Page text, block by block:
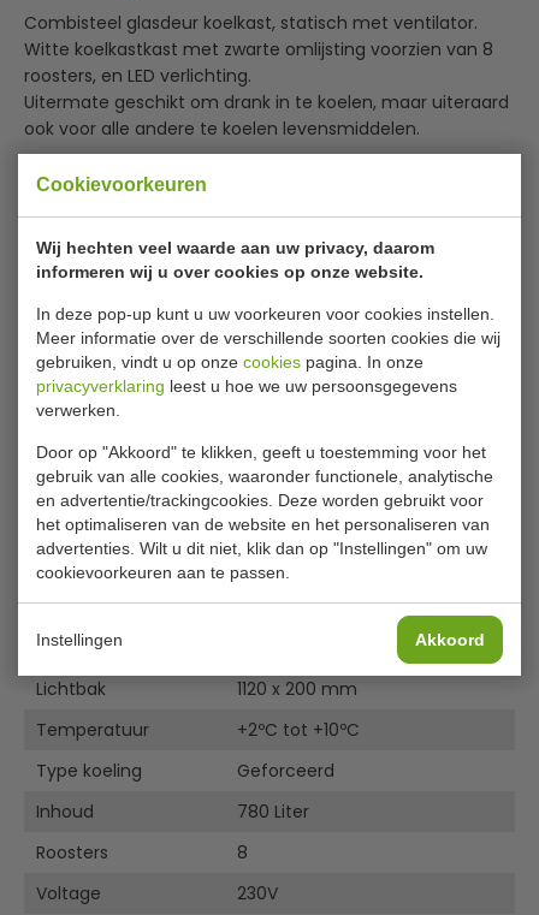
Cookievoorkeuren
Wij hechten veel waarde aan uw privacy, daarom
informeren wij u over cookies op onze website.
In deze pop-up kunt u uw voorkeuren voor cookies instellen.
Meer informatie over de verschillende soorten cookies die wij
gebruiken, vindt u op onze cookies pagina. In onze
privacyverklaring leest u hoe we uw persoonsgegevens
verwerken.
Door op "Akkoord" te klikken, geeft u toestemming voor het
gebruik van alle cookies, waaronder functionele, analytische
en advertentie/trackingcookies. Deze worden gebruikt voor
het optimaliseren van de website en het personaliseren van
advertenties. Wilt u dit niet, klik dan op "Instellingen" om uw
cookievoorkeuren aan te passen.
Instellingen Akkoord
Combisteel glasdeur koelkast, statisch met ventilator.
Witte koelkastkast met zwarte omlijsting voorzien van 8
roosters, en LED verlichting.
Uitermate geschikt om drank in te koelen, maar uiteraard
ook voor alle andere te koelen levensmiddelen.
inclusief 8 roosters
Bijlages
Manual_7455.13xx_products
Dimensions_7455.1392-1394-1396-1398
Exploded view 7455.1392 (2017)
Exploded view 7455.1392 (2018)
Exploded view 7455.1392 (2023)
Manual Digital Controller 7455.139x
EU DECLARATION OF CONFORMITY 7455.1390 - 1398
7455.1392 Energy Label_1
Specificaties
Model
7455.1392
B x D x H
1120 x 595 x 2100 mm
Lichtbak
1120 x 200 mm
Temperatuur
+2ºC tot +10ºC
Type koeling
Geforceerd
Inhoud
780 Liter
Roosters
8
Voltage
230V